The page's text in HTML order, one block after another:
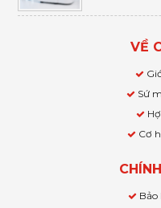
VỀ
Sứ
Cơ